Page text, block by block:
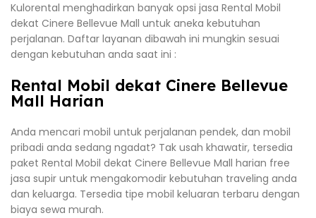
Kulorental menghadirkan banyak opsi jasa Rental Mobil
dekat Cinere Bellevue Mall untuk aneka kebutuhan
perjalanan. Daftar layanan dibawah ini mungkin sesuai
dengan kebutuhan anda saat ini :
Rental Mobil dekat Cinere Bellevue
Mall Harian
Anda mencari mobil untuk perjalanan pendek, dan mobil
pribadi anda sedang ngadat? Tak usah khawatir, tersedia
paket Rental Mobil dekat Cinere Bellevue Mall harian free
jasa supir untuk mengakomodir kebutuhan traveling anda
dan keluarga. Tersedia tipe mobil keluaran terbaru dengan
biaya sewa murah.